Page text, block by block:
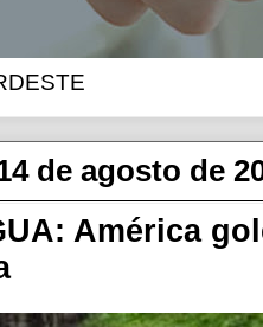
de agosto de
América